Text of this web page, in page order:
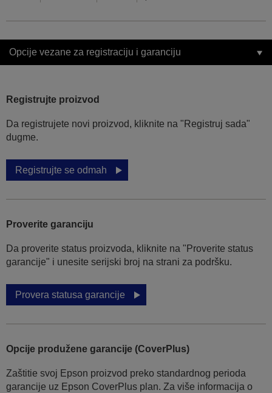
Opcije vezane za registraciju i garanciju
Registrujte proizvod
Da registrujete novi proizvod, kliknite na "Registruj sada"
dugme.
Registrujte se odmah
Proverite garanciju
Da proverite status proizvoda, kliknite na "Proverite status
garancije" i unesite serijski broj na strani za podršku.
Provera statusa garancije
Opcije produžene garancije (CoverPlus)
Zaštitie svoj Epson proizvod preko standardnog perioda
garancije uz Epson CoverPlus plan. Za više informacija o